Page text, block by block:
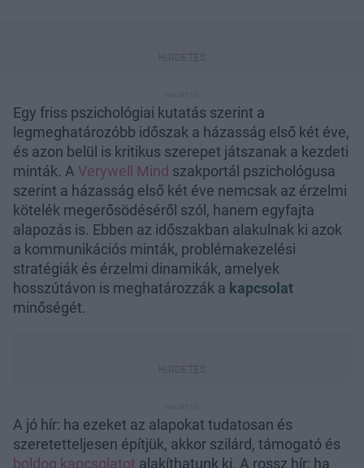
Egy friss pszichológiai kutatás szerint a
legmeghatározóbb időszak a házasság első két éve,
és azon belül is kritikus szerepet játszanak a kezdeti
minták. A Verywell Mind szakportál pszichológusa
szerint a házasság első két éve nemcsak az érzelmi
kötelék megerősödéséről szól, hanem egyfajta
alapozás is. Ebben az időszakban alakulnak ki azok
a kommunikációs minták, problémakezelési
stratégiák és érzelmi dinamikák, amelyek
hosszútávon is meghatározzák a kapcsolat
minőségét.
A jó hír: ha ezeket az alapokat tudatosan és
szeretetteljesen építjük, akkor szilárd, támogató és
boldog kapcsolatot alakíthatunk ki. A rossz hír: ha